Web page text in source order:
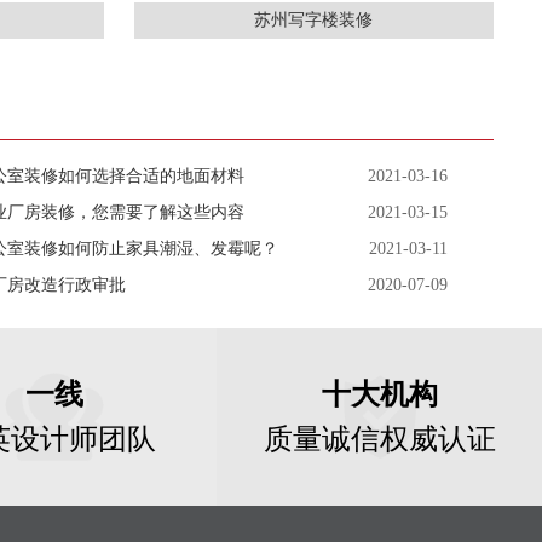
苏州写字楼装修
室装修如何选择合适的地面材料
2021-03-16
厂房装修，您需要了解这些内容
2021-03-15
室装修如何防止家具潮湿、发霉呢？
2021-03-11
房改造行政审批
2020-07-09
一线
设计师团队
十大机构
质量诚信权威认证